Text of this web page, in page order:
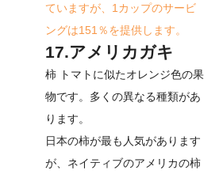
ていますが、1カップのサービ
ングは151％を提供します。
17.アメリカガキ
柿 トマトに似たオレンジ色の果
物です。多くの異なる種類があ
ります。
日本の柿が最も人気があります
が、ネイティブのアメリカの柿